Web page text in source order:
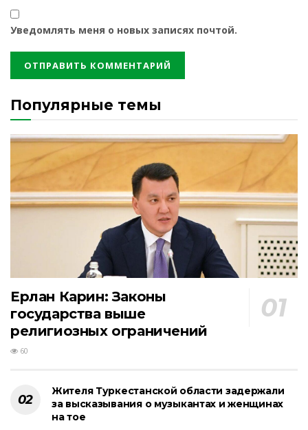
Уведомлять меня о новых записях почтой.
Популярные темы
Ерлан Карин: Законы
государства выше
религиозных ограничений
60
Жителя Туркестанской области задержали
за высказывания о музыкантах и женщинах
на тое